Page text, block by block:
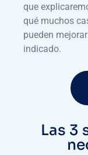
que
qué muchos
pueden
indicado.
Las 3